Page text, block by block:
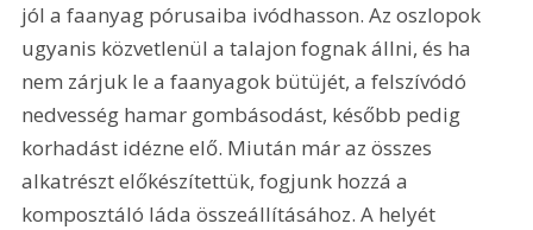
jól a faanyag pórusaiba ivódhasson. Az oszlopok
ugyanis közvetlenül a talajon fognak állni, és ha
nem zárjuk le a faanyagok bütüjét, a felszívódó
nedvesség hamar gombásodást, később pedig
korhadást idézne elő. Miután már az összes
alkatrészt előkészítettük, fogjunk hozzá a
komposztáló láda összeállításához. A helyét